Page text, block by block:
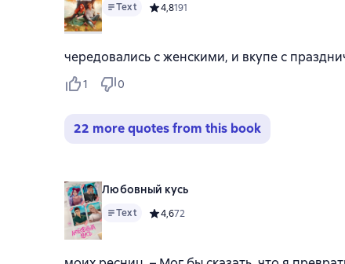
Text Средний рейтинг 4,8 на основе 191 оценок
4,8191
чередовались с женскими, и вкупе с
1 0
22 more quotes from this book
Любовный кусь
Text Средний рейтинг 4,6 на основе 72 оценок
4,672